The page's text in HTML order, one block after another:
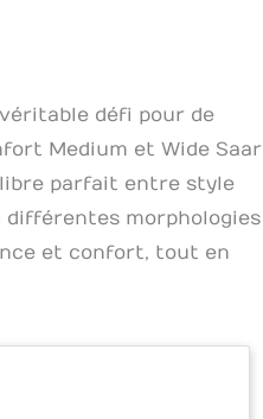
défi pour de
Medium et Wide Saar
parfait entre style
différentes morphologies
et confort, tout en